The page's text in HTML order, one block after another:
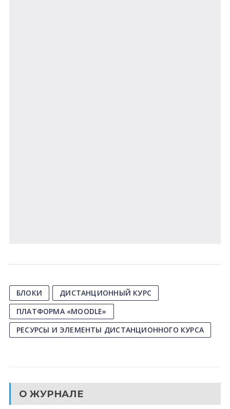
БЛОКИ
ДИСТАНЦИОННЫЙ КУРС
ПЛАТФОРМА «MOODLE»
РЕСУРСЫ И ЭЛЕМЕНТЫ ДИСТАНЦИОННОГО КУРСА
О ЖУРНАЛЕ